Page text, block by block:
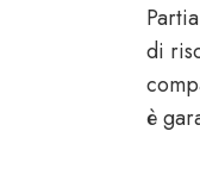
di
è